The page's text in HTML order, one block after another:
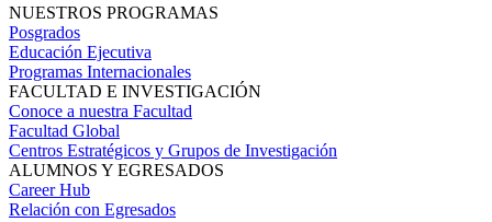
NUESTROS PROGRAMAS
Posgrados
Educación Ejecutiva
Programas Internacionales
FACULTAD E INVESTIGACIÓN
Conoce a nuestra Facultad
Facultad Global
Centros Estratégicos y Grupos de Investigación
ALUMNOS Y EGRESADOS
Career Hub
Relación con Egresados